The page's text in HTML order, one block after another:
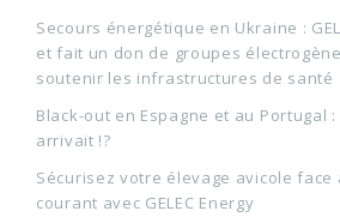
Secours énergétique en Ukraine :
et fait un don de groupes
soutenir les infrastructures de santé
Black-out en Espagne et au Portugal
arrivait !?
Sécurisez votre élevage avicole face
courant avec GELEC Energy